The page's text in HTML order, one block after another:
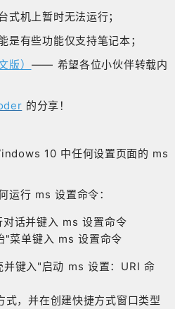
式机上暂时无法运行；
是有些功能仅支持笔记本；
版） —— 希望各位小伙伴转载内
的分享！
10 中任何设置页面的 ms
运行 ms 设置命令：
话并键入 ms 设置命令
菜单键入 ms 设置命令
并键入"启动 ms 设置：URI 命
，并在创建快捷方式窗口类型